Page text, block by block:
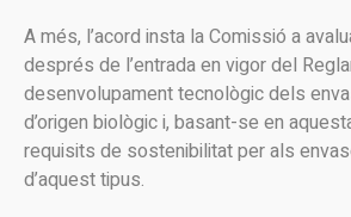
A més, l’acord insta la Comissió a
després de l’entrada en vigor del
desenvolupament tecnològic dels
d’origen biològic i, basant-se en
requisits de sostenibilitat per als
d’aquest tipus.